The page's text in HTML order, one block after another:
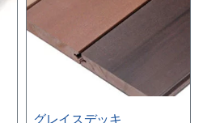
グレイスデッキ